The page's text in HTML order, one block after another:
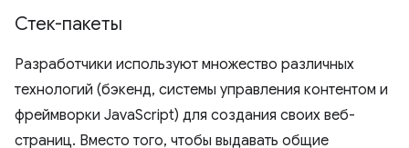
Стек-пакеты
Разработчики используют множество различных
технологий (бэкенд, системы управления контентом и
фреймворки JavaScript) для создания своих веб-
страниц. Вместо того, чтобы выдавать общие